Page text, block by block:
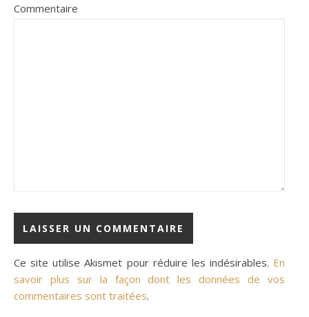
Commentaire
Ce site utilise Akismet pour réduire les indésirables. En
savoir plus sur la façon dont les données de vos
commentaires sont traitées.